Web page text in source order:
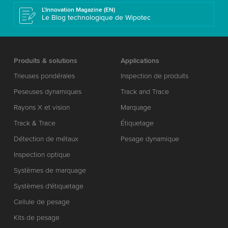
L’Innovation Magazine (EN)
Le Blog technologique de Wipotec
Produits & solutions
Trieuses pondérales
Peseuses dynamiques
Rayons X et vision
Track & Trace
Détection de métaux
Inspection optique
Systèmes de marquage
Systèmes d'étiquetage
Cellule de pesage
Kits de pesage
Applications
Inspection de produits
Track and Trace
Marquage
Étiquetage
Pesage dynamique